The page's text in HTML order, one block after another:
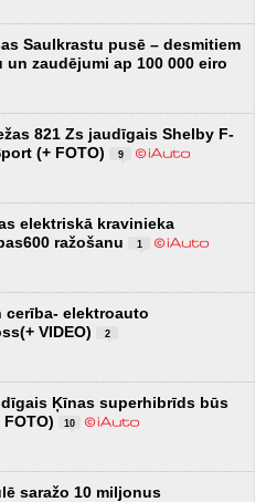
Saulkrastu pusē – desmitiem
zaudējumi ap 100 000 eiro
821 Zs jaudīgais Shelby F-
(+ FOTO)
9
elektriskā kravinieka
ražošanu
1
cerība- elektroauto
VIDEO)
2
Ķīnas superhibrīds būs
10
saražo 10 miljonus